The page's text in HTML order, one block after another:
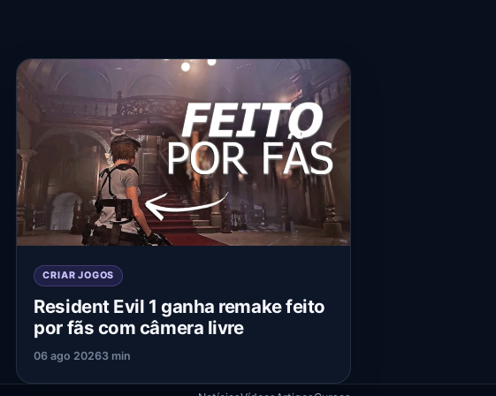
CRIAR JOGOS
Resident Evil 1 ganha remake feito
por fãs com câmera livre
06 ago 20263 min